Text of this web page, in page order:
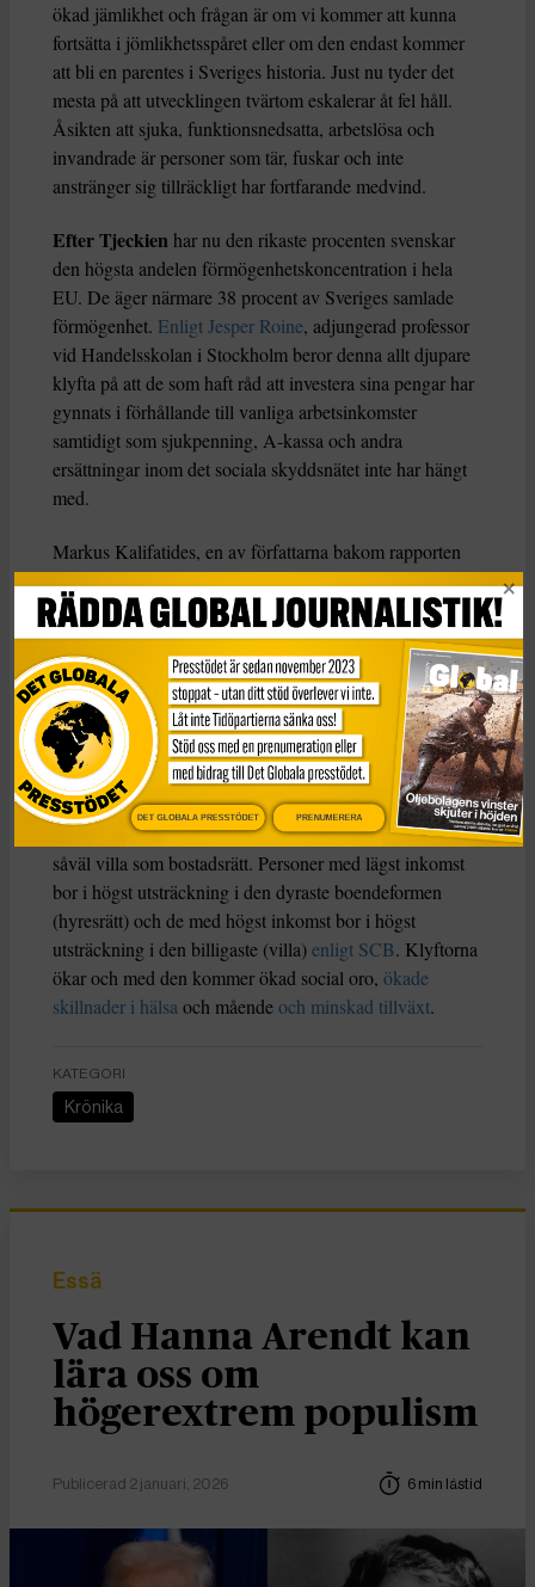
ökad jämlikhet och frågan är om vi kommer att kunna
fortsätta i jömlikhetsspåret eller om den endast kommer
att bli en parentes i Sveriges historia. Just nu tyder det
mesta på att utvecklingen tvärtom eskalerar åt fel håll.
Åsikten att sjuka, funktionsnedsatta, arbetslösa och
invandrade är personer som tär, fuskar och inte
anstränger sig tillräckligt har fortfarande medvind.
Efter Tjeckien har nu den rikaste procenten svenskar
den högsta andelen förmögenhetskoncentration i hela
EU. De äger närmare 38 procent av Sveriges samlade
förmögenhet. Enligt Jesper Roine, adjungerad professor
vid Handelsskolan i Stockholm beror denna allt djupare
klyfta på att de som haft råd att investera sina pengar har
gynnats i förhållande till vanliga arbetsinkomster
samtidigt som sjukpenning, A-kassa och andra
ersättningar inom det sociala skyddsnätet inte har hängt
med.
Markus Kalifatides, en av författarna bakom rapporten
Alla får det inte bättre, från den statliga
Jämlikhetskommissionen, påpekar i
en intervju i Syre
från februari förra året att Sverige numera är ett av
världens mest ojämlika länder, på samma nivå som USA
och Colombia.
En faktor som särskilt sticker ut är att hushåll som bor i
hyresrätter diskrimineras jämfört med de som äger sitt
boende med dagens skattesystem. Enligtstatistik från
Hyresgästföreningenär hyresrätter betydligt dyrare än
såväl villa som bostadsrätt. Personer med lägst inkomst
bor i högst utsträckning i den dyraste boendeformen
(hyresrätt) och de med högst inkomst bor i högst
utsträckning i den billigaste (villa)enligt SCB. Klyftorna
ökar och med den kommer ökad social oro, ökade
skillnader i hälsa och måendeoch minskad tillväxt.
KATEGORI
Krönika
Essä
Vad Hanna Arendt kan
lära oss om
högerextrem populism
Publicerad 2 januari, 2026 6 min lästid
DET GLOBALA PRESSTÖDET PRENUMERERA